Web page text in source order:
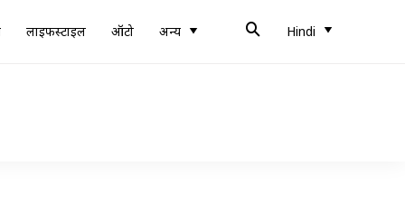
लाइफस्टाइल ऑटो अन्य Hindi